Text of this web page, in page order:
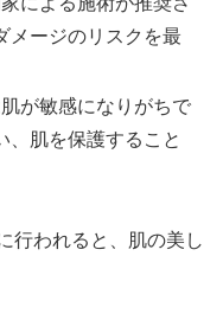
メージのリスクを最
が敏感になりがちで
、肌を保護すること
行われると、肌の美し